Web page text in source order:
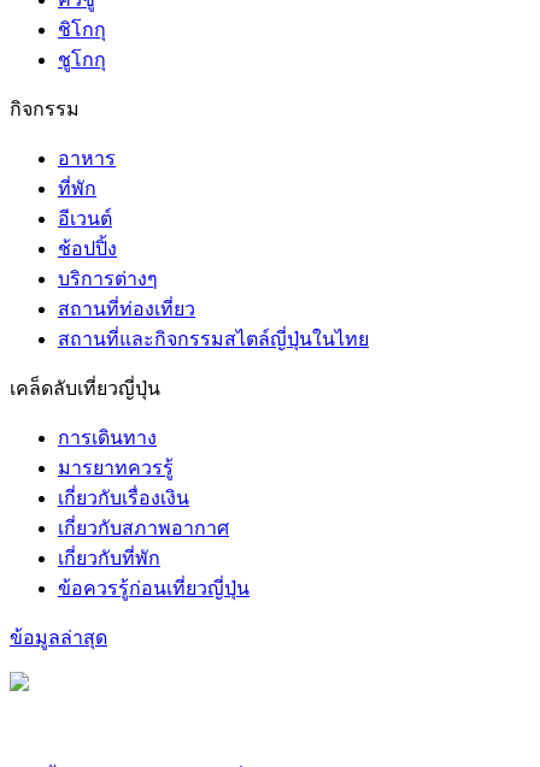
ชิโกกุ
ชูโกกุ
กิจกรรม
อาหาร
ที่พัก
อีเวนต์
ช้อปปิ้ง
บริการต่างๆ
สถานที่ท่องเที่ยว
สถานที่และกิจกรรมสไตล์ญี่ปุ่นในไทย
เคล็ดลับเที่ยวญี่ปุ่น
การเดินทาง
มารยาทควรรู้
เกี่ยวกับเรื่องเงิน
เกี่ยวกับสภาพอากาศ
เกี่ยวกับที่พัก
ข้อควรรู้ก่อนเที่ยวญี่ปุ่น
ข้อมูลล่าสุด